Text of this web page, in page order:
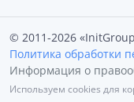
© 2011-2026
Политика обработки
Информация о
Используем cookies для